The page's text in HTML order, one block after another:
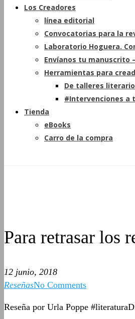
Los Creadores
línea editorial
Convocatorias para la
Laboratorio Hoguera.
Envíanos tu manuscrito
Herramientas para
De talleres
#Intervenciones a
Tienda
eBooks
Carro de la compra
Para retrasar los
12 junio, 2018
ReseñasNo Comments
Reseña por Urla Poppe